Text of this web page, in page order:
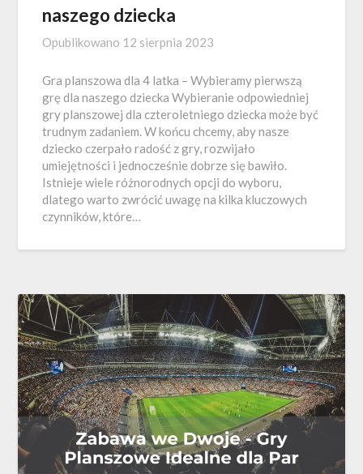
naszego dziecka
Opublikowano 12 sierpnia 2023
Gra planszowa dla 4 latka – Wybieramy pierwszą
grę dla naszego dziecka Wybieranie odpowiedniej
gry planszowej dla czteroletniego dziecka może być
trudnym zadaniem. W końcu chcemy, aby nasze
dziecko czerpało radość z gry, rozwijało
umiejętności i jednocześnie dobrze się bawiło.
Istnieje wiele różnorodnych opcji do wyboru,
dlatego warto zwrócić uwagę na kilka kluczowych
czynników, które…